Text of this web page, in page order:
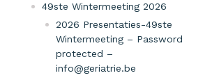
49ste Wintermeeting 2026
2026 Presentaties-49ste
Wintermeeting – Password
protected –
info@geriatrie.be